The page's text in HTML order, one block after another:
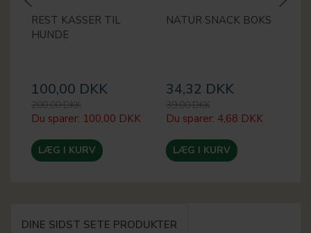
REST KASSER TIL
HUNDE
100,00 DKK
200,00 DKK
Du sparer: 100,00 DKK
LÆG I KURV
NATUR SNACK BOKS
34,32 DKK
39,00 DKK
Du sparer: 4,68 DKK
LÆG I KURV
DINE SIDST SETE PRODUKTER